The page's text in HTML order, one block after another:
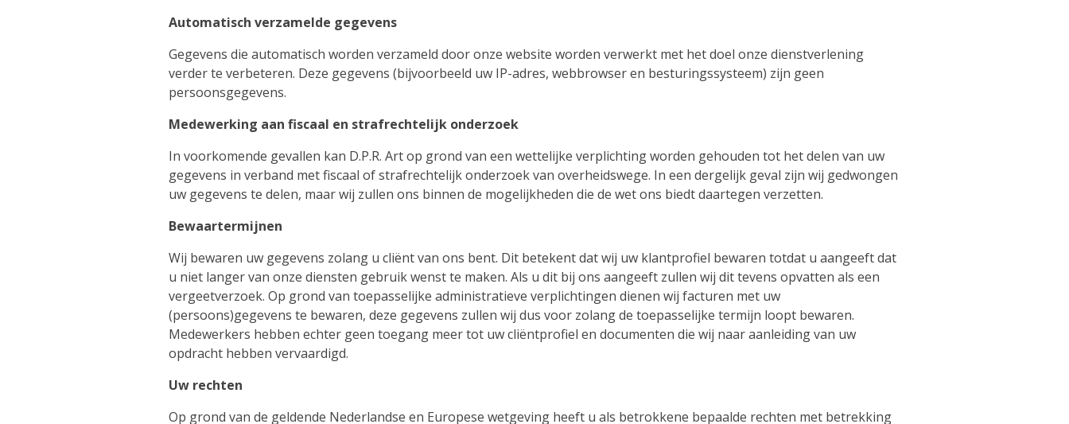
Automatisch verzamelde gegevens
Gegevens die automatisch worden verzameld door onze website worden verwerkt met het doel onze dienstverlening
verder te verbeteren. Deze gegevens (bijvoorbeeld uw IP-adres, webbrowser en besturingssysteem) zijn geen
persoonsgegevens.
Medewerking aan fiscaal en strafrechtelijk onderzoek
In voorkomende gevallen kan D.P.R. Art op grond van een wettelijke verplichting worden gehouden tot het delen van uw
gegevens in verband met fiscaal of strafrechtelijk onderzoek van overheidswege. In een dergelijk geval zijn wij gedwongen
uw gegevens te delen, maar wij zullen ons binnen de mogelijkheden die de wet ons biedt daartegen verzetten.
Bewaartermijnen
Wij bewaren uw gegevens zolang u cliënt van ons bent. Dit betekent dat wij uw klantprofiel bewaren totdat u aangeeft dat
u niet langer van onze diensten gebruik wenst te maken. Als u dit bij ons aangeeft zullen wij dit tevens opvatten als een
vergeetverzoek. Op grond van toepasselijke administratieve verplichtingen dienen wij facturen met uw
(persoons)gegevens te bewaren, deze gegevens zullen wij dus voor zolang de toepasselijke termijn loopt bewaren.
Medewerkers hebben echter geen toegang meer tot uw cliëntprofiel en documenten die wij naar aanleiding van uw
opdracht hebben vervaardigd.
Uw rechten
Op grond van de geldende Nederlandse en Europese wetgeving heeft u als betrokkene bepaalde rechten met betrekking